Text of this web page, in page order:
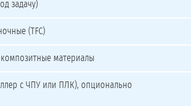
задачу)
(TFC)
материалы
с ЧПУ или ПЛК), опционально